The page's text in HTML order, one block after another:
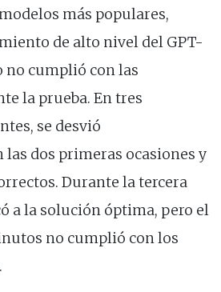
más populares,
de alto nivel del GPT-
no cumplió con las
la prueba. En tres
se desvió
dos primeras ocasiones y
Durante la tercera
a la solución óptima, pero el
no cumplió con los